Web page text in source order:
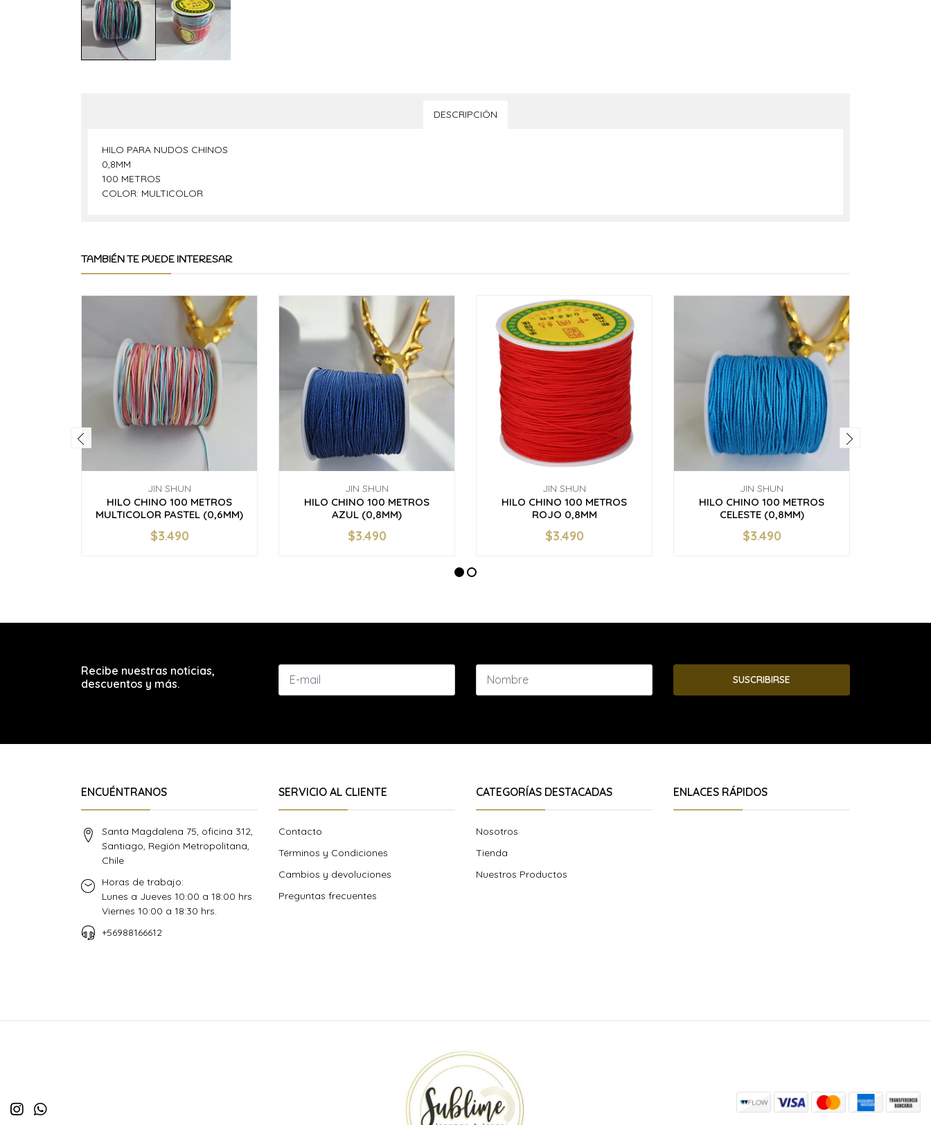
DESCRIPCIÓN
HILO PARA NUDOS CHINOS
0,8MM
100 METROS
COLOR: MULTICOLOR
TAMBIÉN TE PUEDE INTERESAR
JIN SHUN
HILO CHINO 100 METROS
MULTICOLOR PASTEL (0,6MM)
+
$3.490
JIN SHUN
HILO CHINO 100 METROS
AZUL (0,8MM)
+
$3.490
JIN SHUN
HILO CHINO 100 METROS
ROJO 0,8MM
+
$3.490
JIN SHUN
HILO CHINO 100 METROS
CELESTE (0,8MM)
+
$3.490
Recibe nuestras noticias,
descuentos y más.
SUSCRIBIRSE
ENCUÉNTRANOS
Santa Magdalena 75, oficina 312,
Santiago, Región Metropolitana,
Chile
Horas de trabajo:
Lunes a Jueves 10:00 a 18:00 hrs.
Viernes 10:00 a 18:30 hrs.
+56988166612
SERVICIO AL CLIENTE
Contacto
Términos y Condiciones
Cambios y devoluciones
Preguntas frecuentes
CATEGORÍAS DESTACADAS
Nosotros
Tienda
Nuestros Productos
ENLACES RÁPIDOS